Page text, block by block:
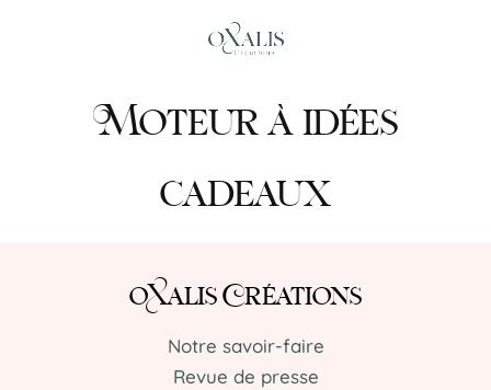
Moteur à idées
cadeaux
oXalis Créations
Notre savoir-faire
Revue de presse